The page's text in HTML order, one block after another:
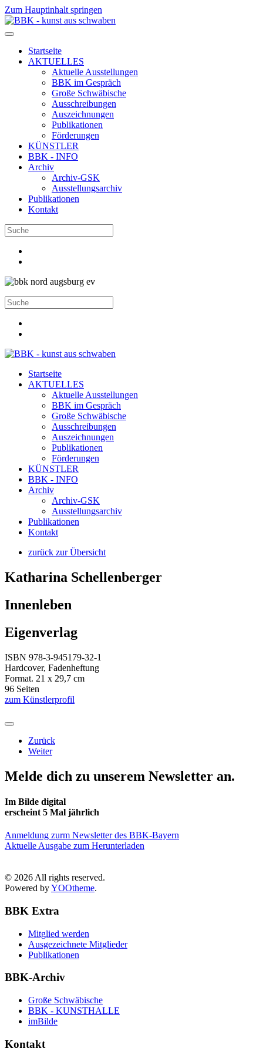
Zum Hauptinhalt springen
Startseite
AKTUELLES
Aktuelle Ausstellungen
BBK im Gespräch
Große Schwäbische
Ausschreibungen
Auszeichnungen
Publikationen
Förderungen
KÜNSTLER
BBK - INFO
Archiv
Archiv-GSK
Ausstellungsarchiv
Publikationen
Kontakt
Startseite
AKTUELLES
Aktuelle Ausstellungen
BBK im Gespräch
Große Schwäbische
Ausschreibungen
Auszeichnungen
Publikationen
Förderungen
KÜNSTLER
BBK - INFO
Archiv
Archiv-GSK
Ausstellungsarchiv
Publikationen
Kontakt
zurück zur Übersicht
Katharina Schellenberger
Innenleben
Eigenverlag
ISBN 978-3-945179-32-1
Hardcover, Fadenheftung
Format. 21 x 29,7 cm
96 Seiten
zum Künstlerprofil
Zurück
Weiter
Melde dich zu unserem Newsletter an.
Im Bilde digital
erscheint 5 Mal jährlich
Anmeldung zurm Newsletter des BBK-Bayern
Aktuelle Ausgabe zum Herunterladen
© 2026 All rights reserved.
Powered byYOOtheme.
BBK Extra
Mitglied werden
Ausgezeichnete Mitglieder
Publikationen
BBK-Archiv
Große Schwäbische
BBK - KUNSTHALLE
imBilde
Kontakt